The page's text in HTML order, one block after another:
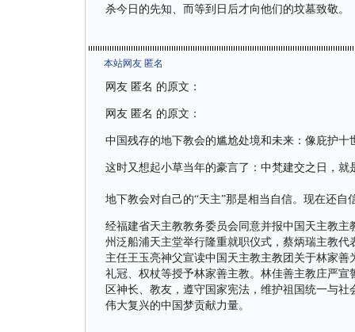
杀今日的先知、而等到日后才向他们的坟墓致敬。
本站网友 匿名
网友 匿名 的原文：
网友 匿名 的原文：
中国残存的地下教会的尴尬处境和未来：像庇护十
这时又想起小草当年的豪言了：中梵建交之日，就
地下教会对自己的“天主”那是相当自信。现在还自
经福建省天主教教务委员会同意并报中国天主教
州泛船浦天主堂举行隆重就职仪式，蔡炳瑞主教
主任王玉亮神父宣读中国天主教主教团关于林家
礼冠、权杖等授予林家善主教。林佳善主教庄严
区神长、教友，遵守国家宪法，维护祖国统一与
伟大复兴的中国梦贡献力量。